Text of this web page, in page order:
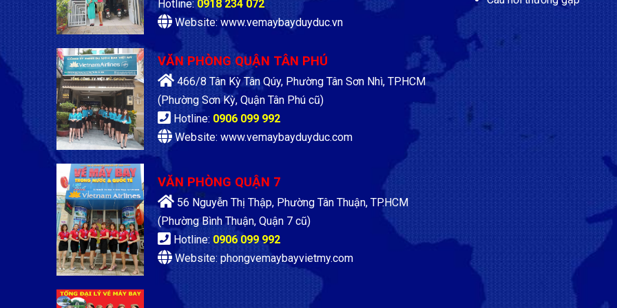
Hotline: 0918 234 072
Website: www.vemaybayduyduc.vn
VĂN PHÒNG QUẬN TÂN PHÚ
466/8 Tân Kỳ Tân Qúy, Phường Tân Sơn Nhì, TP.HCM
(Phường Sơn Kỳ, Quận Tân Phú cũ)
Hotline: 0906 099 992
Website: www.vemaybayduyduc.com
VĂN PHÒNG QUẬN 7
56 Nguyễn Thị Thập, Phường Tân Thuận, TP.HCM
(Phường Bình Thuận, Quận 7 cũ)
Hotline: 0906 099 992
Website: phongvemaybayvietmy.com